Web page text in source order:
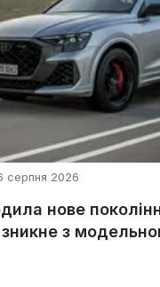
серпня 2026
нове
з